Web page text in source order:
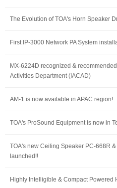
The Evolution of TOA's Horn Speaker
First IP-3000 Network PA System
MX-6224D recognized &
Activities Department (IACAD)
AM-1 is now available in APAC region!
TOA's ProSound Equipment is now in
TOA's new Ceiling Speaker PC-668R
launched!!
Highly Intelligible & Compact Powered